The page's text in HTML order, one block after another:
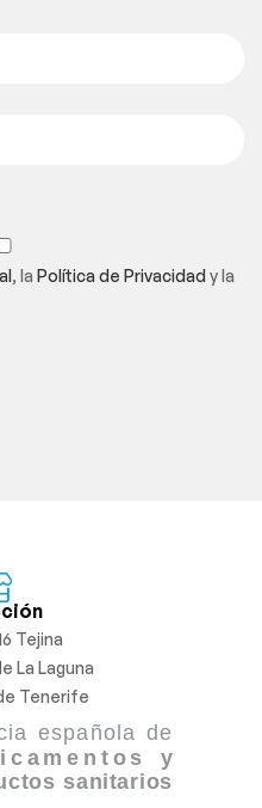
, la Política de Privacidady la
Tejina
La Laguna
Tenerife